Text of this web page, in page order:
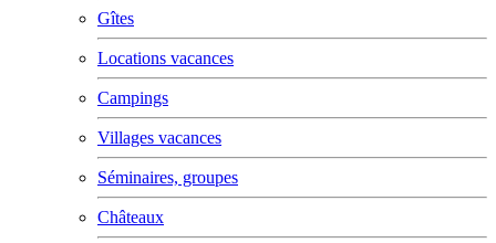
Gîtes
Locations vacances
Campings
Villages vacances
Séminaires, groupes
Châteaux